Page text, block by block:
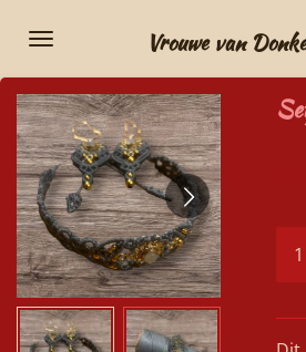
direct
naar
de
hoofdinhoud
Vrouwe van